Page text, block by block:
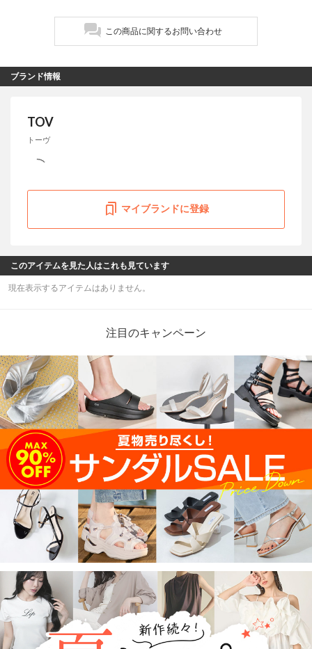
この商品に関するお問い合わせ
ブランド情報
TOV
トーヴ
マイブランドに登録
このアイテムを見た人はこれも見ています
現在表示するアイテムはありません。
注目のキャンペーン